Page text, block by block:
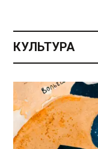
КУЛЬТУРА